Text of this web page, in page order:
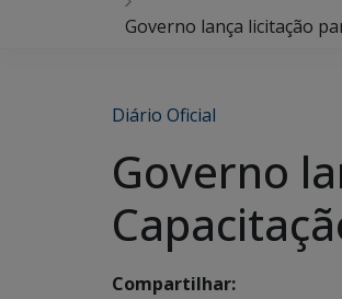
Governo lança licitação
Diário Oficial
Governo
Compartilhar: